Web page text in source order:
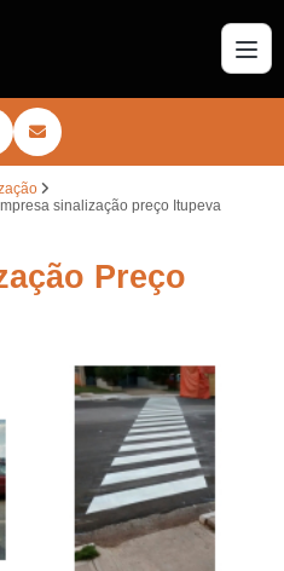
sinalização preço Itupeva
Preço